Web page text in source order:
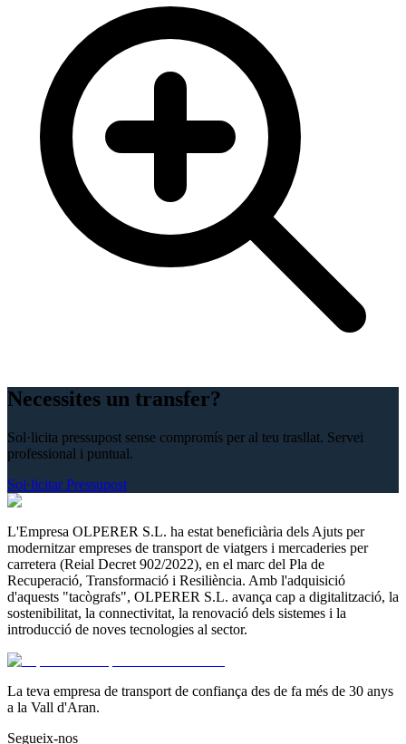
Necessites un transfer?
Sol·licita pressupost sense compromís per al teu trasllat. Servei
professional i puntual.
Sol·licitar Pressupost
L'Empresa OLPERER S.L. ha estat beneficiària dels Ajuts per
modernitzar empreses de transport de viatgers i mercaderies per
carretera (Reial Decret 902/2022), en el marc del Pla de
Recuperació, Transformació i Resiliència. Amb l'adquisició
d'aquests "tacògrafs", OLPERER S.L. avança cap a digitalització, la
sostenibilitat, la connectivitat, la renovació dels sistemes i la
introducció de noves tecnologies al sector.
La teva empresa de transport de confiança des de fa més de 30 anys
a la Vall d'Aran.
Segueix-nos